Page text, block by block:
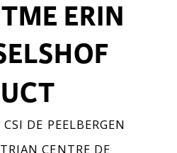
ERIN
CSI DE PEELBERGEN
CENTRE DE